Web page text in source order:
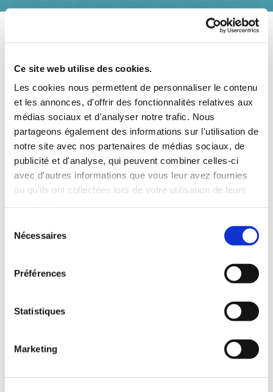
Ce site web utilise des cookies.
Les cookies nous permettent de personnaliser le contenu
et les annonces, d'offrir des fonctionnalités relatives aux
médias sociaux et d'analyser notre trafic. Nous
partageons également des informations sur l'utilisation de
notre site avec nos partenaires de médias sociaux, de
publicité et d'analyse, qui peuvent combiner celles-ci
avec d'autres informations que vous leur avez fournies
ou qu'ils ont collectées lors de votre utilisation de leurs
Nécessaires
Préférences
Statistiques
Marketing
Coordonnées
Horaires d'ouverture
Lundi
14:30 - 18:30
Mardi
09:00 - 12:00
Mercredi
Fermé
Jeudi
09:00 - 12:00
Vendredi
14:30 - 17:30
Samedi - Dimanche
Fermé